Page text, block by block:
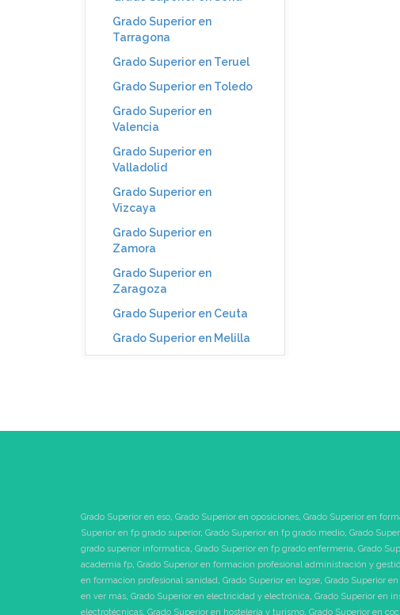
Grado Superior en
Tarragona
Grado Superior en Teruel
Grado Superior en Toledo
Grado Superior en
Valencia
Grado Superior en
Valladolid
Grado Superior en
Vizcaya
Grado Superior en
Zamora
Grado Superior en
Zaragoza
Grado Superior en Ceuta
Grado Superior en Melilla
Grado Superior en eso, Grado Superior en oposiciones, Grado Superior en
Superior en fp grado superior, Grado Superior en fp grado medio, Grado
grado superior informatica, Grado Superior en fp grado enfermeria, Grado
academia fp, Grado Superior en formacion profesional administración y
en formacion profesional sanidad, Grado Superior en logse, Grado Superior en
en ver más, Grado Superior en electricidad y electrónica, Grado Superior en
electrotécnicas, Grado Superior en hostelería y turismo, Grado Superior en